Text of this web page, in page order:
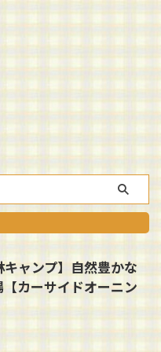
キャンプ】自然豊かな
カーサイドオーニン